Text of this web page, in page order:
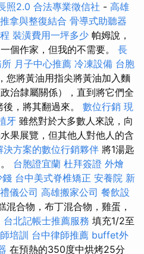
照2.0 合法專業徵信社 - 高雄
推拿與整復結合 骨導式助聽器
裝潢費用一坪多少 帕姆說，
個作家，但我的不需要。 長
月子中心推薦 冷凍設備 台胞
您將黃油用指尖將黃油加入麵
治隸屬關係），直到將它們全
，將其翻過來。 數位行銷 現
牙 雖然對於大多數人來說，向
果展覽，但其他人對他人的含
決方案的數位行銷夥伴 將1湯匙
台胞證宜蘭 杜拜簽證 外燴
錢 台中美式脊椎矯正 安養院 新
禮儀公司 高雄搬家公司 餐飲設
混合物，布丁混合物，雞蛋，
台北記帳士推薦服務 填充1/2至
培訓 台中律師推薦 buffet外
在預熱的350度中烘烤25分